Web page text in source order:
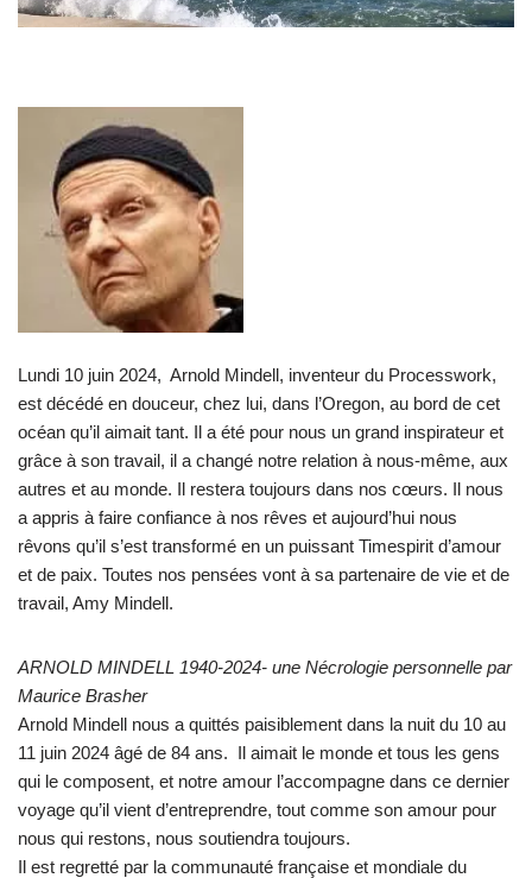
Lundi 10 juin 2024, Arnold Mindell, inventeur du Processwork,
est décédé en douceur, chez lui, dans l’Oregon, au bord de cet
océan qu’il aimait tant. Il a été pour nous un grand inspirateur et
grâce à son travail, il a changé notre relation à nous-même, aux
autres et au monde. Il restera toujours dans nos cœurs. Il nous
a appris à faire confiance à nos rêves et aujourd’hui nous
rêvons qu’il s’est transformé en un puissant Timespirit d’amour
et de paix. Toutes nos pensées vont à sa partenaire de vie et de
travail, Amy Mindell.
ARNOLD MINDELL 1940-2024- une Nécrologie personnelle par
Maurice Brasher
Arnold Mindell nous a quittés paisiblement dans la nuit du 10 au
11 juin 2024 âgé de 84 ans. Il aimait le monde et tous les gens
qui le composent, et notre amour l’accompagne dans ce dernier
voyage qu’il vient d’entreprendre, tout comme son amour pour
nous qui restons, nous soutiendra toujours.
Il est regretté par la communauté française et mondiale du